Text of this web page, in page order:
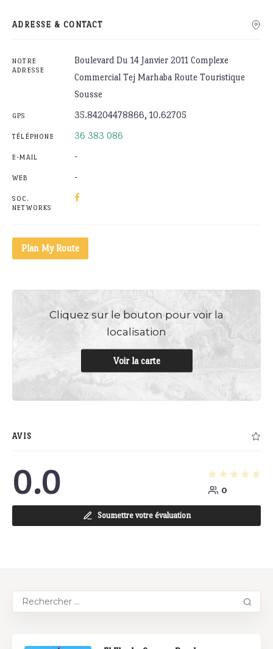
ADRESSE & CONTACT
NOTRE
ADRESSE
Boulevard Du 14 Janvier 2011 Complexe
Commercial Tej Marhaba Route Touristique
Sousse
GPS 35.84204478866, 10.62705
TÉLÉPHONE 36 383 086
E-MAIL -
WEB -
SOC.
NETWORKS
Plan My Route
Cliquez sur le bouton pour voir la
localisation
Voir la carte
AVIS
0.0 0
Soumettre votre évaluation